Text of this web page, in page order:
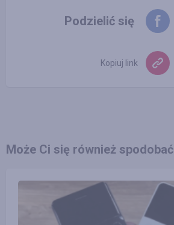
Podzielić się
Kopiuj link
Może Ci się również spodobać